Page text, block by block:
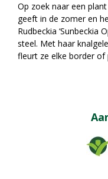
Op zoek naar een
geeft in de zomer en
Rudbeckia ‘Sunbeckia
steel. Met haar
fleurt ze elke border